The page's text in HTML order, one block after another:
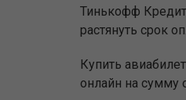
Тинькофф
растянуть срок
Купить
онлайн на сумму